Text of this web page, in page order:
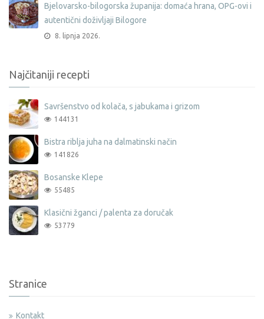
Bjelovarsko-bilogorska županija: domaća hrana, OPG-ovi i
autentični doživljaji Bilogore
8. lipnja 2026.
Najčitaniji recepti
Savršenstvo od kolača, s jabukama i grizom
144131
Bistra riblja juha na dalmatinski način
141826
Bosanske Klepe
55485
Klasični žganci / palenta za doručak
53779
Stranice
Kontakt